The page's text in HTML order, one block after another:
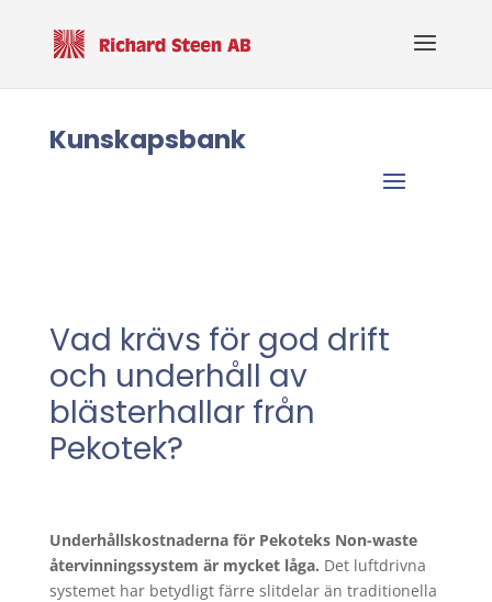
Kunskapsbank
Vad krävs för god drift
och underhåll av
blästerhallar från
Pekotek?
Underhållskostnaderna för Pekoteks Non-waste
återvinningssystem är mycket låga. Det luftdrivna
systemet har betydligt färre slitdelar än traditionella